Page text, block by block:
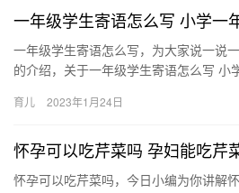
一年级学生寄语怎么写 小学一
一年级学生寄语怎么写，为大家说一说
的介绍，关于一年级学生寄语怎么写 小
年…
育儿 2023年1月24日
怀孕可以吃芹菜吗 孕妇能吃芹
怀孕可以吃芹菜吗，今日小编为你讲解